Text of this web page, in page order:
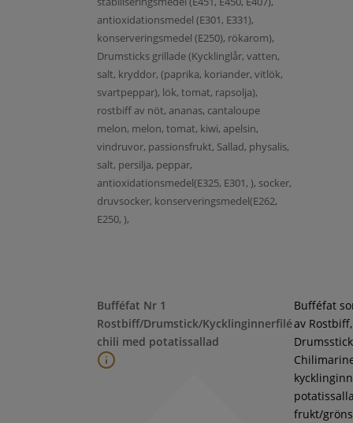
antioxidationsmedel (E301, E331),
konserveringsmedel (E250), rökarom),
Drumsticks grillade (Kycklinglår, vatten,
salt, kryddor, (paprika, koriander, vitlök,
svartpeppar), lök, tomat, rapsolja),
rostbiff av nöt, ananas, cantaloupe
melon, melon, tomat, kiwi, apelsin,
vindruvor, passionsfrukt, Sallad, physalis,
salt, persilja, peppar,
antioxidationsmedel(E325, E301, ), socker,
druvsocker, konserveringsmedel(E262,
E250, ),
Bufféfat Nr 1
Rostbiff/Drumstick/Kycklinginnerfilé
chili med potatissallad
Bufféfat
av Rostbiff,
frukt/